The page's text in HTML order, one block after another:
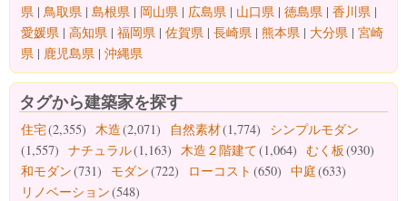
県 | 鳥取県 | 島根県 | 岡山県 | 広島県 | 山口県 | 徳島県 | 香川県 |
愛媛県 | 高知県 | 福岡県 | 佐賀県 | 長崎県 | 熊本県 | 大分県 | 宮崎
県 | 鹿児島県 | 沖縄県
タグから建築家を探す
住宅(2,355) 木造(2,071) 自然素材(1,774)
シンプルモダン
(1,557) ナチュラル(1,163) 木造２階建て(1,064) むく板 (930)
和モダン(731) モダン(722) ローコスト (650) 中庭(633)
リノベーション(548)